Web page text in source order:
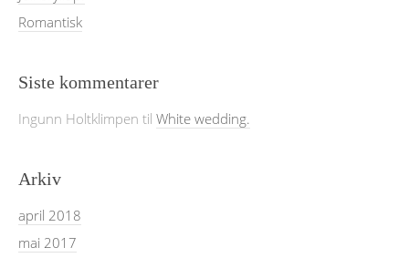
Romantisk
Siste kommentarer
Ingunn Holtklimpen til White wedding.
Arkiv
april 2018
mai 2017